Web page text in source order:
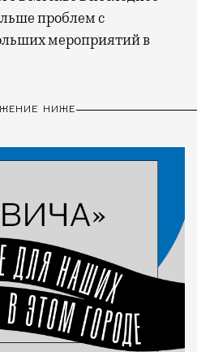
проблем с
мероприятий в
НИЖЕ